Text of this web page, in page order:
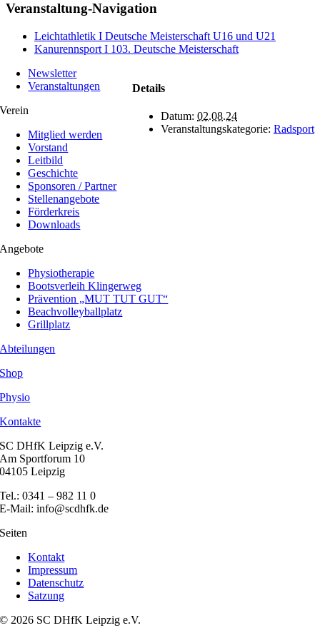
Facebook
X
WhatsApp
Telegram
Veranstaltung-Navigation
Leichtathletik I Deutsche Meisterschaft U16 und U21
Kanurennsport I 103. Deutsche Meisterschaft
Details
Datum: 02.08.24
Veranstaltungskategorie: Radsport
Newsletter
Veranstaltungen
Verein
Mitglied werden
Vorstand
Leitbild
Geschichte
Sponsoren / Partner
Stellenangebote
Förderkreis
Downloads
Angebote
Physiotherapie
Bootsverleih Klingerweg
Prävention „MUT TUT GUT“
Beachvolleyballplatz
Grillplatz
Abteilungen
Shop
Physio
Kontakte
SC DHfK Leipzig e.V.
Am Sportforum 10
04105 Leipzig
Tel.: 0341 – 982 11 0
E-Mail: info@scdhfk.de
Seiten
Kontakt
Impressum
Datenschutz
Satzung
© 2026 SC DHfK Leipzig e.V.